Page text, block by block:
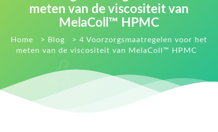
meten van de viscositeit van
MelaColl™ HPMC
Home > Blog > 4 Voorzorgsmaatregelen voor het
meten van de viscositeit van MelaColl™ HPMC
FR
IT
FI